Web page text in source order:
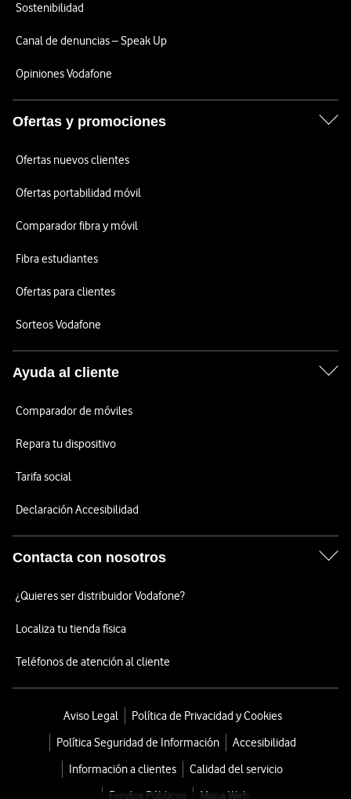
Sostenibilidad
Canal de denuncias – Speak Up
Opiniones Vodafone
Ofertas y promociones
Ofertas nuevos clientes
Ofertas portabilidad móvil
Comparador fibra y móvil
Fibra estudiantes
Ofertas para clientes
Sorteos Vodafone
Ayuda al cliente
Comparador de móviles
Repara tu dispositivo
Tarifa social
Declaración Accesibilidad
Contacta con nosotros
¿Quieres ser distribuidor Vodafone?
Localiza tu tienda física
Teléfonos de atención al cliente
Aviso Legal
Política de Privacidad y Cookies
Política Seguridad de Información
Accesibilidad
Información a clientes
Calidad del servicio
Fondos Públicos
Mapa Web